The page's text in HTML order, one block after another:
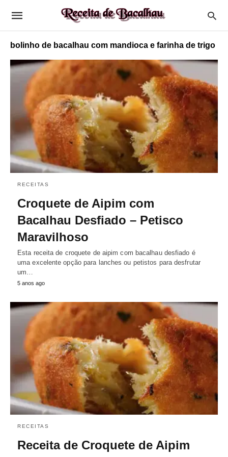
bolinho de bacalhau com mandioca e farinha de trigo
RECEITAS
Croquete de Aipim com
Bacalhau Desfiado – Petisco
Maravilhoso
Esta receita de croquete de aipim com bacalhau desfiado é
uma excelente opção para lanches ou petistos para desfrutar
um…
5 anos ago
RECEITAS
Receita de Croquete de Aipim